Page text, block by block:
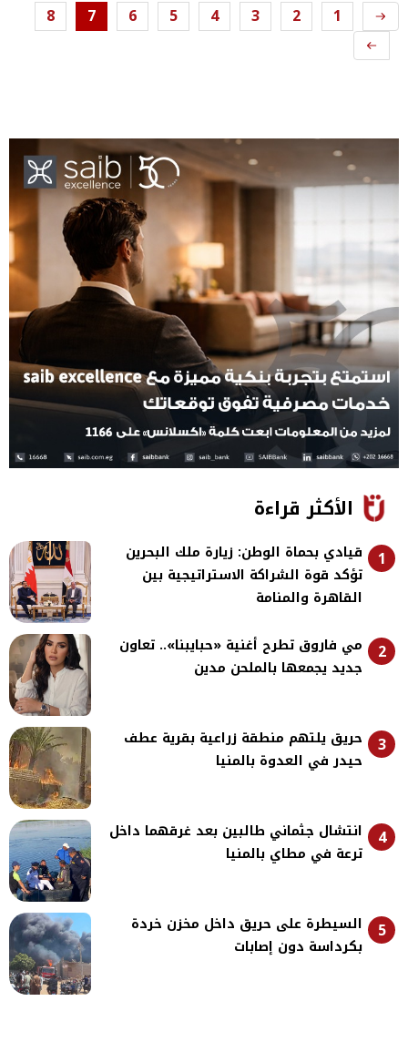
1
2
3
4
5
6
7
8
الأكثر قراءة
1
قيادي بحماة الوطن: زيارة ملك البحرين
تؤكد قوة الشراكة الاستراتيجية بين
القاهرة والمنامة
2
مي فاروق تطرح أغنية «حبايبنا».. تعاون
جديد يجمعها بالملحن مدين
3
حريق يلتهم منطقة زراعية بقرية عطف
حيدر في العدوة بالمنيا
4
انتشال جثماني طالبين بعد غرقهما داخل
ترعة في مطاي بالمنيا
5
السيطرة على حريق داخل مخزن خردة
بكرداسة دون إصابات